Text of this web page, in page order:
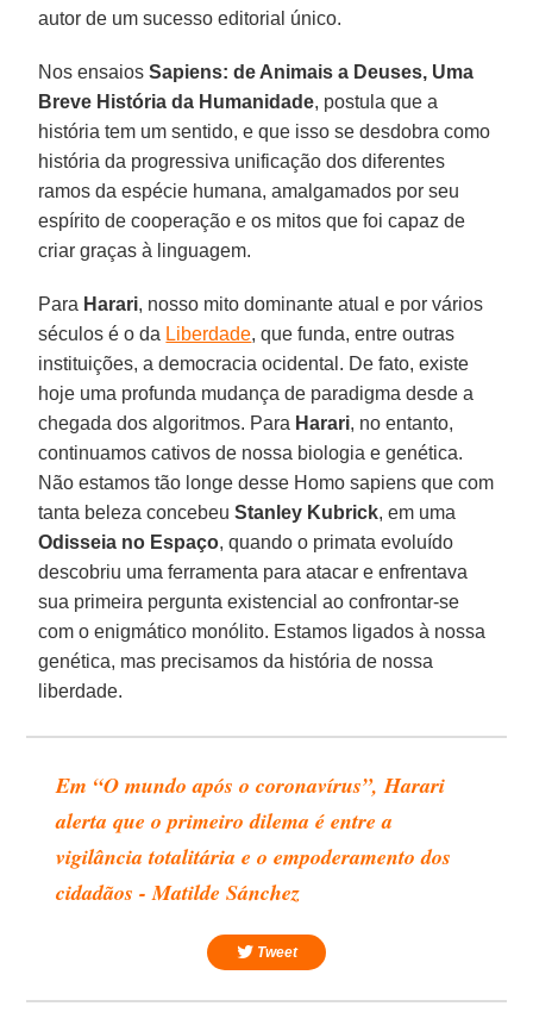
autor de um sucesso editorial único.
Nos ensaiosSapiens: de Animais a Deuses, Uma
Breve História da Humanidade, postula que a
história tem um sentido, e que isso se desdobra como
história da progressiva unificação dos diferentes
ramos da espécie humana, amalgamados por seu
espírito de cooperação e os mitos que foi capaz de
criar graças à linguagem.
Para Harari, nosso mito dominante atual e por vários
séculos é o da Liberdade, que funda, entre outras
instituições, a democracia ocidental. De fato, existe
hoje uma profunda mudança de paradigma desde a
chegada dos algoritmos. Para Harari, no entanto,
continuamos cativos de nossa biologia e genética.
Não estamos tão longe desse Homo sapiens que com
tanta beleza concebeuStanley Kubrick, em uma
Odisseia no Espaço, quando o primata evoluído
descobriu uma ferramenta para atacar e enfrentava
sua primeira pergunta existencial ao confrontar-se
com o enigmático monólito. Estamos ligados à nossa
genética, mas precisamos da história de nossa
liberdade.
Em “O mundo após o coronavírus”, Harari
alerta que o primeiro dilema é entre a
vigilância totalitária e o empoderamento dos
cidadãos - Matilde Sánchez
Tweet